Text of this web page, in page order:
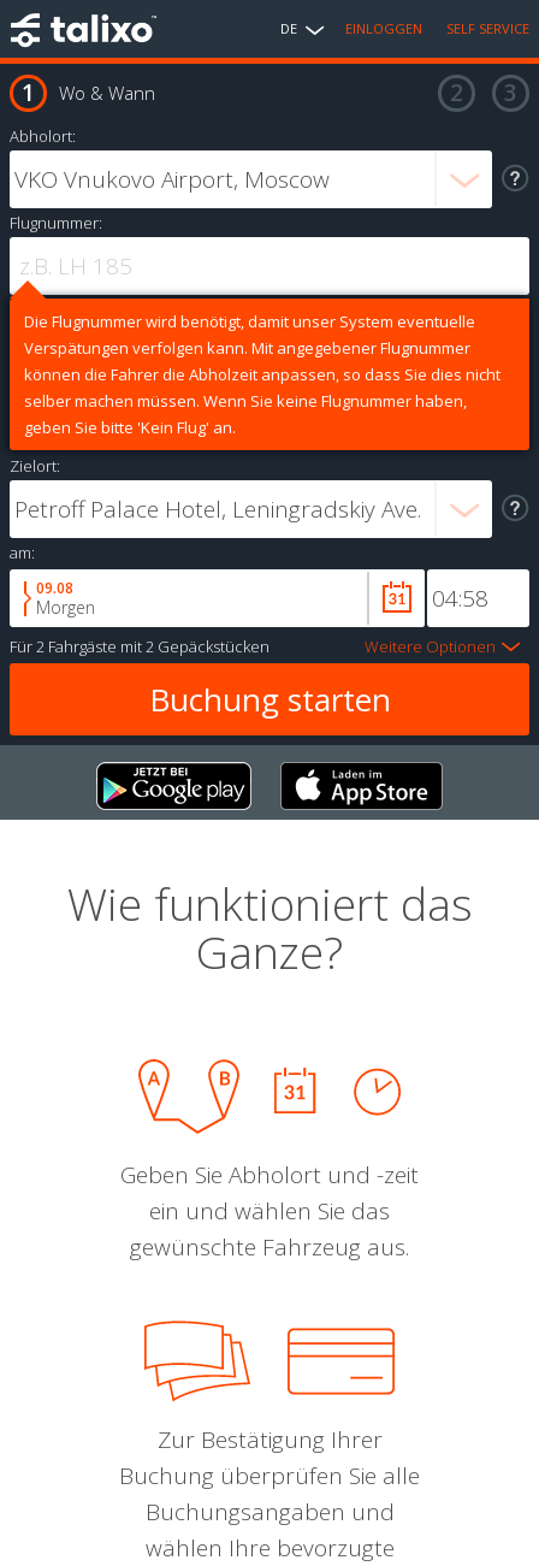
DE EINLOGGEN SELF SERVICE
Wo & Wann
Abholort:
Flugnummer:
Die Flugnummer wird benötigt, damit unser System eventuelle
Verspätungen verfolgen kann. Mit angegebener Flugnummer
können die Fahrer die Abholzeit anpassen, so dass Sie dies nicht
selber machen müssen. Wenn Sie keine Flugnummer haben,
geben Sie bitte 'Kein Flug' an.
Zielort:
am:
09.08
Morgen
Für2 Fahrgäste mit2 Gepäckstücken Weitere Optionen
Wie funktioniert das
Ganze?
Geben Sie Abholort und -zeit
ein und wählen Sie das
gewünschte Fahrzeug aus.
Zur Bestätigung Ihrer
Buchung überprüfen Sie alle
Buchungsangaben und
wählen Ihre bevorzugte